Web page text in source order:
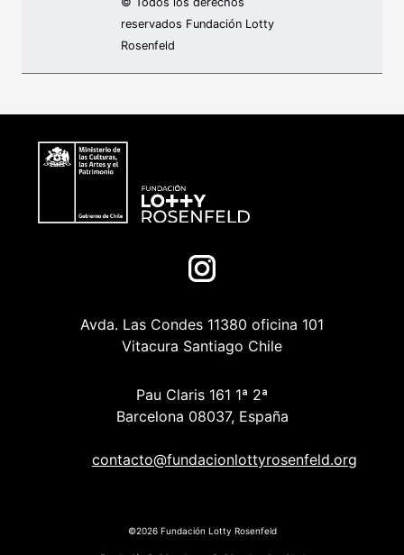
reservados Fundación Lotty
Rosenfeld
Avda. Las Condes 11380 oficina 101
Vitacura Santiago Chile
Pau Claris 161 1ª 2ª
Barcelona 08037, España
contacto@fundacionlottyrosenfeld.org
©2026 Fundación Lotty Rosenfeld